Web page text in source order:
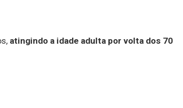
atingindo a idade adulta por volta dos 70